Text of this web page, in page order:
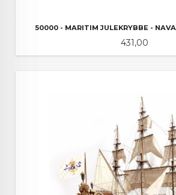
50000 - MARITIM JULEKRYBBE -
Pris
431,00